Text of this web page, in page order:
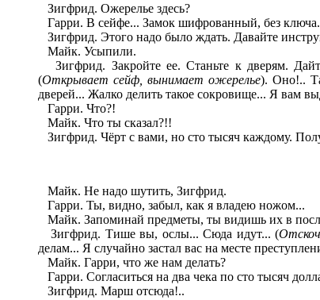
Зигфрид. Ожерелье здесь?
Гарри. В сейфе... Замок шифрованный, без
Зигфрид. Этого надо было ждать. Давайте
Майк. Усыпили.
Зигфрид. Закройте ее. Станьте к дверям.
(Открывает сейф, вынимает ожерелье). Оно!..
дверей... Жалко делить такое сокровище... Я вам
Гарри. Что?!
Майк. Что ты сказал?!!
Зигфрид. Чёрт с вами, но сто тысяч каждому.
Майк. Не надо шутить, Зигфрид.
Гарри. Ты, видно, забыл, как я владею ножом...
Майк. Запоминай предметы, ты видишь их в
Зигфрид. Тише вы, ослы... Сюда идут... (
делам... Я случайно застал вас на месте
Майк. Гарри, что же нам делать?
Гарри. Согласиться на два чека по сто тысяч
Зигфрид. Марш отсюда!..